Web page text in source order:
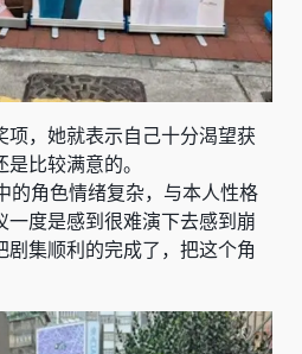
项，她就表示自己十分渴望获
比较满意的。
的角色情绪复杂，与本人性格
度是感到很难演下去感到崩
集顺利的完成了，把这个角